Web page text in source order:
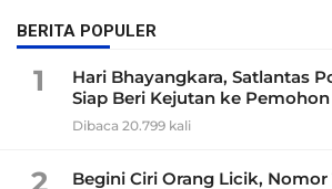
BERITA POPULER
1
Hari Bhayangkara, Satlantas
Siap Beri Kejutan ke Pemohon
Dibaca 20.799 kali
Begini Ciri Orang Licik, Nomor